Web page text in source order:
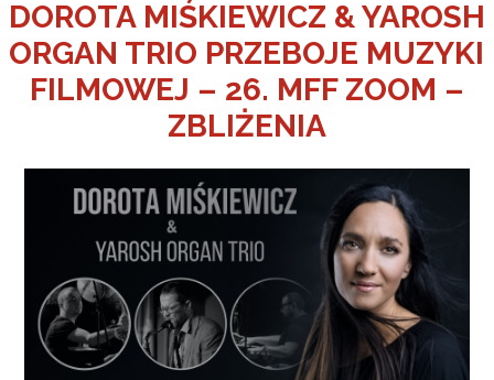
w Jeleniej Górze
DOROTA MIŚKIEWICZ & YAROSH
ORGAN TRIO PRZEBOJE MUZYKI
FILMOWEJ – 26. MFF ZOOM –
ZBLIŻENIA